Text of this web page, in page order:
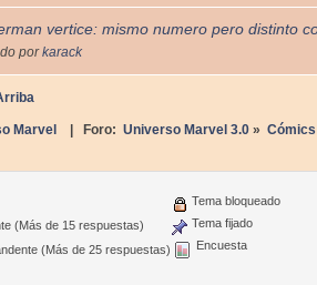
vertice: mismo numero pero distinto
porkarack
Marvel | Foro: Universo Marvel 3.0» Cómics
(Más de 15 respuestas)
(Más de 25 respuestas)
Tema bloqueado
Tema fijado
Encuesta